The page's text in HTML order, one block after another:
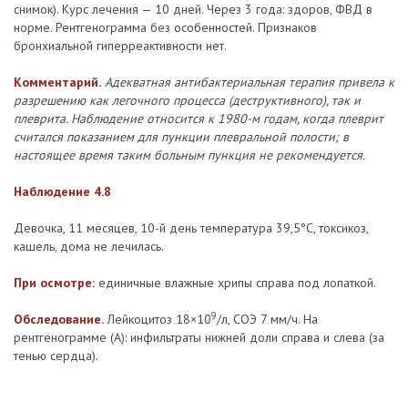
снимок). Курс лечения — 10 дней. Через 3 года: здоров, ФВД в
норме. Рентгенограмма без особенностей. Признаков
бронхиальной гиперреактивности нет.
Комментарий. Адекватная антибактериальная терапия привела к
разрешению как легочного процесса (деструктивного), так и
плеврита. Наблюдение относится к 1980-м годам, когда плеврит
считался показанием для пункции плевральной полости; в
настоящее время таким больным пункция не рекомендуется.
Наблюдение 4.8
Девочка, 11 месяцев, 10-й день температура 39,5°С, токсикоз,
кашель, дома не лечилась.
При осмотре: единичные влажные хрипы справа под лопаткой.
Обследование.Лейкоцитоз 18×109/л, СОЭ 7 мм/ч. На
рентгенограмме (А): инфильтраты нижней доли справа и слева (за
тенью сердца).